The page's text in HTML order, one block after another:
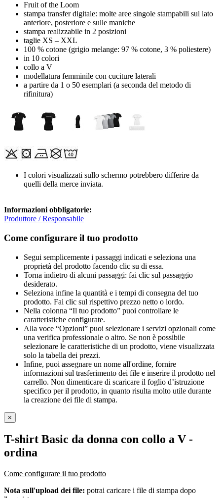
Fruit of the Loom
stampa transfer digitale: molte aree singole stampabili sul lato
anteriore, posteriore e sulle maniche
stampa realizzabile in 2 posizioni
taglie XS – XXL
100 % cotone (grigio melange: 97 % cotone, 3 % poliestere)
in 10 colori
collo a V
modellatura femminile con cuciture laterali
a partire da 1 o 50 esemplari (a seconda del metodo di
rifinitura)
I colori visualizzati sullo schermo potrebbero differire da
quelli della merce inviata.
Informazioni obbligatorie:
Produttore / Responsabile
Come configurare il tuo prodotto
Segui semplicemente i passaggi indicati e seleziona una
proprietà del prodotto facendo clic su di essa.
Torna indietro di alcuni passaggi: fai clic sul passaggio
desiderato.
Seleziona infine la quantità e i tempi di consegna del tuo
prodotto. Fai clic sul rispettivo prezzo netto o lordo.
Nella colonna “Il tuo prodotto” puoi controllare le
caratteristiche configurate.
Alla voce “Opzioni” puoi selezionare i servizi opzionali come
una verifica professionale o altro. Se non è possibile
selezionare le caratteristiche di un prodotto, viene visualizzata
solo la tabella dei prezzi.
Infine, puoi assegnare un nome all'ordine, fornire
informazioni sul trasferimento dei file e inserire il prodotto nel
carrello. Non dimenticare di scaricare il foglio d’istruzione
specifico per il prodotto, in quanto risulta molto utile durante
la creazione dei file di stampa.
×
T-shirt Basic da donna con collo a V -
ordina
Come configurare il tuo prodotto
Nota sull'upload dei file: potrai caricare i file di stampa dopo